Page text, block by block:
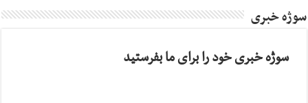
سوژه خبری
سوژه خبری خود را برای ما بفرستید